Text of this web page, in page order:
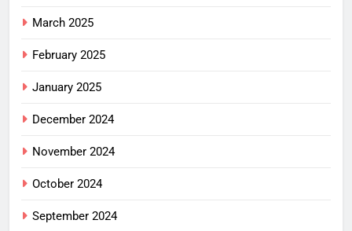
March 2025
February 2025
January 2025
December 2024
November 2024
October 2024
September 2024